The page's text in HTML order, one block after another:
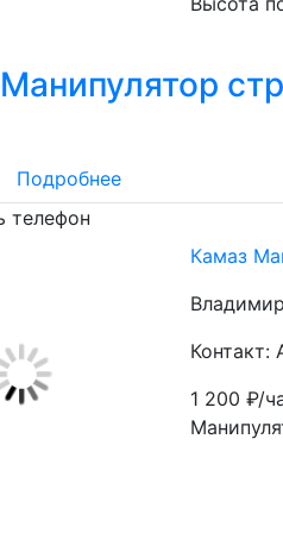
Подробнее
телефон
Камаз
Контакт:
1 200₽/